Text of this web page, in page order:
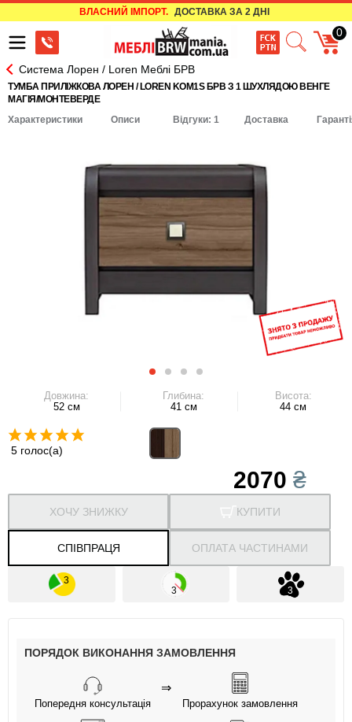
ВЛАСНИЙ ІМПОРТ. ДОСТАВКА ЗА 2 ДНІ
0
Система Лорен / Loren Меблі БРВ
ТУМБА ПРИЛІЖКОВА ЛОРЕН / LOREN KOM1S БРВ З 1 ШУХЛЯДОЮ ВЕНГЕ
МАГІЯ/МОНТЕВЕРДЕ
Характеристики
Описи Відгуки: 1 Доставка
Довжина:
52 см
Глибина:
41 см
Висота:
44 см
5 голос(а)
2070₴
КУПИТИ
СПІВПРАЦЯ
ХОЧУ ЗНИЖКУ
ОПЛАТА ЧАСТИНАМИ
ПОРЯДОК ВИКОНАННЯ ЗАМОВЛЕННЯ
Попередня консультація
⇒
Прорахунок замовлення